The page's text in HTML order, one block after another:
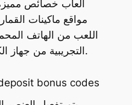
ألعاب خصائص
مواقع ماكينات
اللعب من الهاتف
التجريبية من جهاز الكمبيوتر أو الهاتف المحمول.